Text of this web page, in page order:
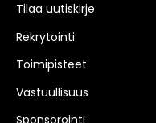
Tilaa uutiskirje
Rekrytointi
Toimipisteet
Vastuullisuus
Sponsorointi